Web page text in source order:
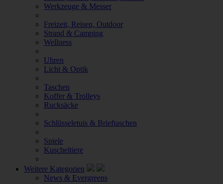
Werkzeuge & Messer
Freizeit, Reisen, Outdoor
Strand & Camping
Wellness
Uhren
Licht & Optik
Taschen
Koffer & Trolleys
Rucksäcke
Schlüsseletuis & Brieftaschen
Spiele
Kuscheltiere
Weitere Kategorien
News & Evergreens